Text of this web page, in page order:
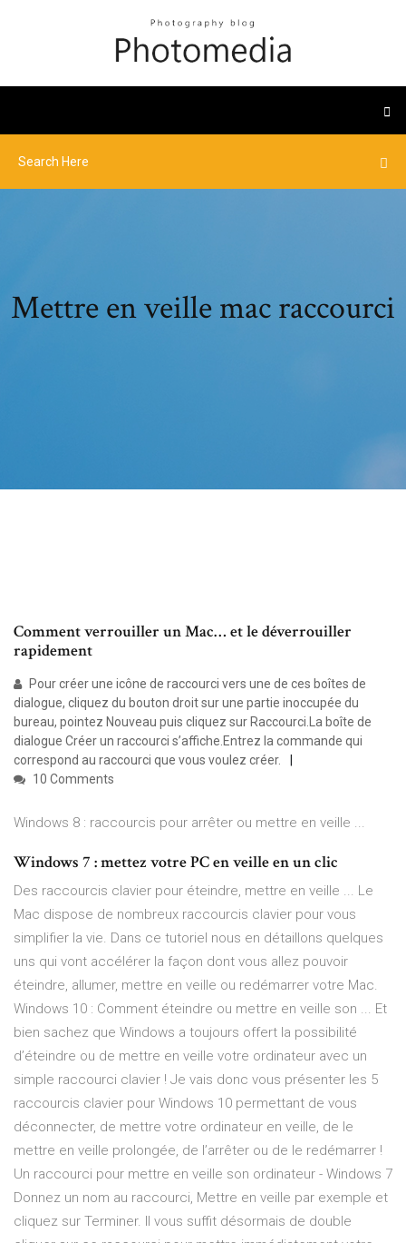
Mettre en veille mac raccourci
Comment verrouiller un Mac… et le déverrouiller
rapidement
Pour créer une icône de raccourci vers une de ces boîtes de
dialogue, cliquez du bouton droit sur une partie inoccupée du
bureau, pointez Nouveau puis cliquez sur Raccourci.La boîte de
dialogue Créer un raccourci s’affiche.Entrez la commande qui
correspond au raccourci que vous voulez créer.
10 Comments
Windows 8 : raccourcis pour arrêter ou mettre en veille ...
Windows 7 : mettez votre PC en veille en un clic
Des raccourcis clavier pour éteindre, mettre en veille ... Le
Mac dispose de nombreux raccourcis clavier pour vous
simplifier la vie. Dans ce tutoriel nous en détaillons quelques
uns qui vont accélérer la façon dont vous allez pouvoir
éteindre, allumer, mettre en veille ou redémarrer votre Mac.
Windows 10 : Comment éteindre ou mettre en veille son ... Et
bien sachez que Windows a toujours offert la possibilité
d’éteindre ou de mettre en veille votre ordinateur avec un
simple raccourci clavier ! Je vais donc vous présenter les 5
raccourcis clavier pour Windows 10 permettant de vous
déconnecter, de mettre votre ordinateur en veille, de le
mettre en veille prolongée, de l’arrêter ou de le redémarrer !
Un raccourci pour mettre en veille son ordinateur - Windows 7
Donnez un nom au raccourci, Mettre en veille par exemple et
cliquez sur Terminer. Il vous suffit désormais de double